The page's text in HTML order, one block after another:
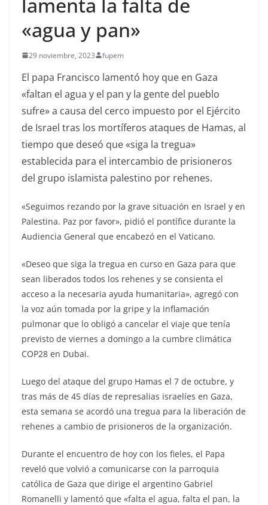
«agua y pan»
29 noviembre, 2023 fupem
El papa Francisco lamentó hoy que en Gaza
«faltan el agua y el pan y la gente del pueblo
sufre» a causa del cerco impuesto por el Ejército
de Israel tras los mortíferos ataques de Hamas, al
tiempo que deseó que «siga la tregua»
establecida para el intercambio de prisioneros
del grupo islamista palestino por rehenes.
«Seguimos rezando por la grave situación en Israel y en
Palestina. Paz por favor», pidió el pontífice durante la
Audiencia General que encabezó en el Vaticano.
«Deseo que siga la tregua en curso en Gaza para que
sean liberados todos los rehenes y se consienta el
acceso a la necesaria ayuda humanitaria», agregó con
la voz aún tomada por la gripe y la inflamación
pulmonar que lo obligó a cancelar el viaje que tenía
previsto de viernes a domingo a la cumbre climática
COP28 en Dubai.
Luego del ataque del grupo Hamas el 7 de octubre, y
tras más de 45 días de represalias israelíes en Gaza,
esta semana se acordó una tregua para la liberación de
rehenes a cambio de prisioneros de la organización.
Durante el encuentro de hoy con los fieles, el Papa
reveló que volvió a comunicarse con la parroquia
católica de Gaza que dirige el argentino Gabriel
Romanelli y lamentó que «falta el agua, falta el pan, la